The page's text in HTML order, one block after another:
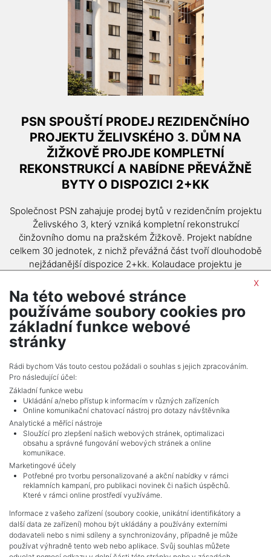
PSN SPOUŠTÍ PRODEJ REZIDENČNÍHO
PROJEKTU ŽELIVSKÉHO 3. DŮM NA
ŽIŽKOVĚ PROJDE KOMPLETNÍ
REKONSTRUKCÍ A NABÍDNE PŘEVÁŽNĚ
BYTY O DISPOZICI 2+KK
Společnost PSN zahajuje prodej bytů v rezidenčním projektu
Želivského 3, který vzniká kompletní rekonstrukcí
činžovního domu na pražském Žižkově. Projekt nabídne
celkem 30 jednotek, z nichž převážná část tvoří dlouhodobě
nejžádanější dispozice 2+kk. Kolaudace projektu je
Číst více
ZOBRAZIT VŠECHNY ČLÁNKY
NAVIGACE
Obchodní podmínky
Ochrana osobních údajů
Realitní kanceláře
Kontakt
x
Na této webové stránce
používáme soubory cookies pro
základní funkce webové
stránky
Rádi bychom Vás touto cestou požádali o souhlas s jejich zpracováním.
Pro následující účel:
Základní funkce webu
Ukládání a/nebo přístup k informacím v různých zařízeních
Online komunikační chatovací nástroj pro dotazy návštěvníka
Analytické a měřící nástroje
Sloužící pro zlepšení našich webových stránek, optimalizaci
obsahu a správné fungování webových stránek a online
komunikace.
Marketingové účely
Potřebné pro tvorbu personalizované a akční nabídky v rámci
reklamních kampaní, pro publikaci novinek či našich úspěchů.
Které v rámci online prostředí využíváme.
Informace z vašeho zařízení (soubory cookie, unikátní identifikátory a
další data ze zařízení) mohou být ukládány a používány externími
dodavateli nebo s nimi sdíleny a synchronizovány, případně je může
používat výhradně tento web nebo aplikace. Svůj souhlas můžete